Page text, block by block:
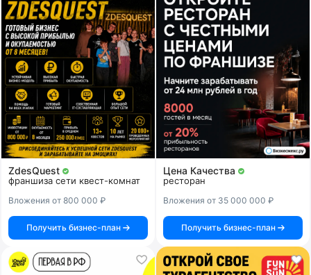
ZdesQuest
франшиза сети квест-комнат
Вложения от 800 000 ₽
Получить бизнес-план
Цена Качества
ресторан
Вложения от 35 000 000 ₽
Получить бизнес-план